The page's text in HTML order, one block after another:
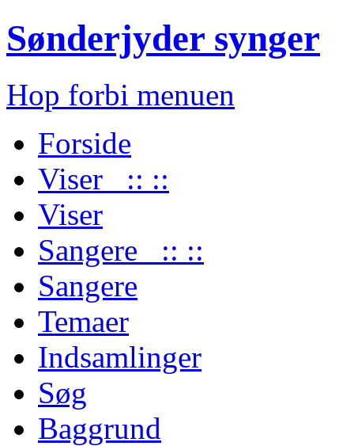
Sønderjyder synger
Hop forbi menuen
Forside
Viser :: ::
Viser
Sangere :: ::
Sangere
Temaer
Indsamlinger
Søg
Baggrund